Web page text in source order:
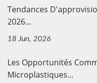
Tendances
2026...
18 Jun, 2026
Les Opportunités
Microplastiques...